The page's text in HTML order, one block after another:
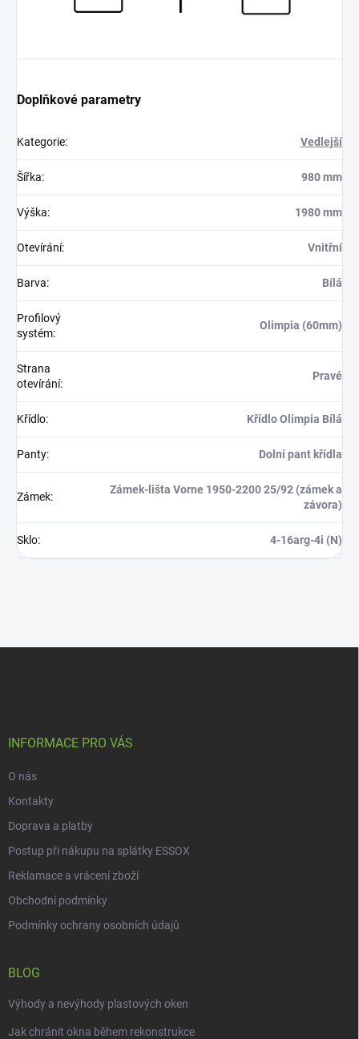
Doplňkové parametry
Kategorie: Vedlejší
Šířka: 980 mm
Výška: 1980 mm
Otevírání: Vnitřní
Barva: Bílá
Profilový
systém:
Olimpia (60mm)
Strana
otevírání:
Pravé
Křídlo: Křídlo Olimpia Bílá
Panty: Dolní pant křídla
Zámek:
Zámek-lišta Vorne 1950-2200 25/92 (zámek a
závora)
Sklo: 4-16arg-4i (N)
INFORMACE PRO VÁS
O nás
Kontakty
Doprava a platby
Postup při nákupu na splátky ESSOX
Reklamace a vrácení zboží
Obchodní podmínky
Podmínky ochrany osobních údajů
BLOG
Výhody a nevýhody plastových oken
Jak chránit okna během rekonstrukce